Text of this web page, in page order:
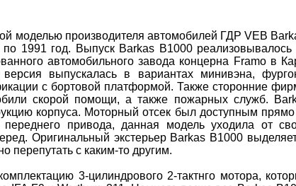
моделью производителя автомобилей ГДР VEB
1991 год. Выпуск Barkas B1000 реализовывалось
автомобильного завода концерна Framo в
выпускалась в вариантах минивэна,
с бортовой платформой. Также сторонние
скорой помощи, а также пожарных служб.
корпуса. Моторный отсек был доступным прямо
привода, данная модель уходила от
Оригинальный экстерьер Barkas B1000
перепутать с каким-то другим.
3-цилиндрового 2-тактнго мотора,